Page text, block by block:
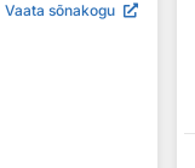
Vaata sõnakogu